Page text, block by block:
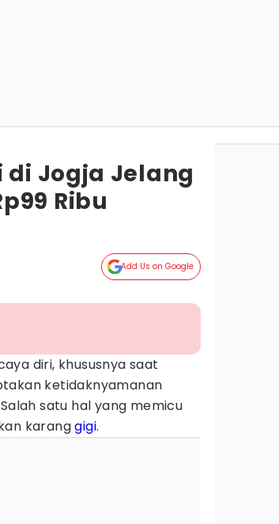
di Jogja Jelang
Ribu
Add Us on Google
diri, khususnya saat
ketidaknyamanan
satu hal yang memicu
karanggigi.